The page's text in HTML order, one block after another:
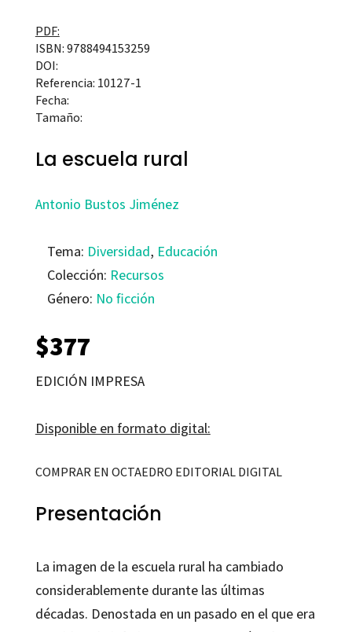
PDF:
ISBN: 9788494153259
DOI:
Referencia: 10127-1
Fecha:
Tamaño:
La escuela rural
Antonio Bustos Jiménez
Tema: Diversidad, Educación
Colección: Recursos
Género: No ficción
$377
EDICIÓN IMPRESA
Disponible en formato digital:
COMPRAR EN OCTAEDRO EDITORIAL DIGITAL
Presentación
La imagen de la escuela rural ha cambiado
considerablemente durante las últimas
décadas. Denostada en un pasado en el que era